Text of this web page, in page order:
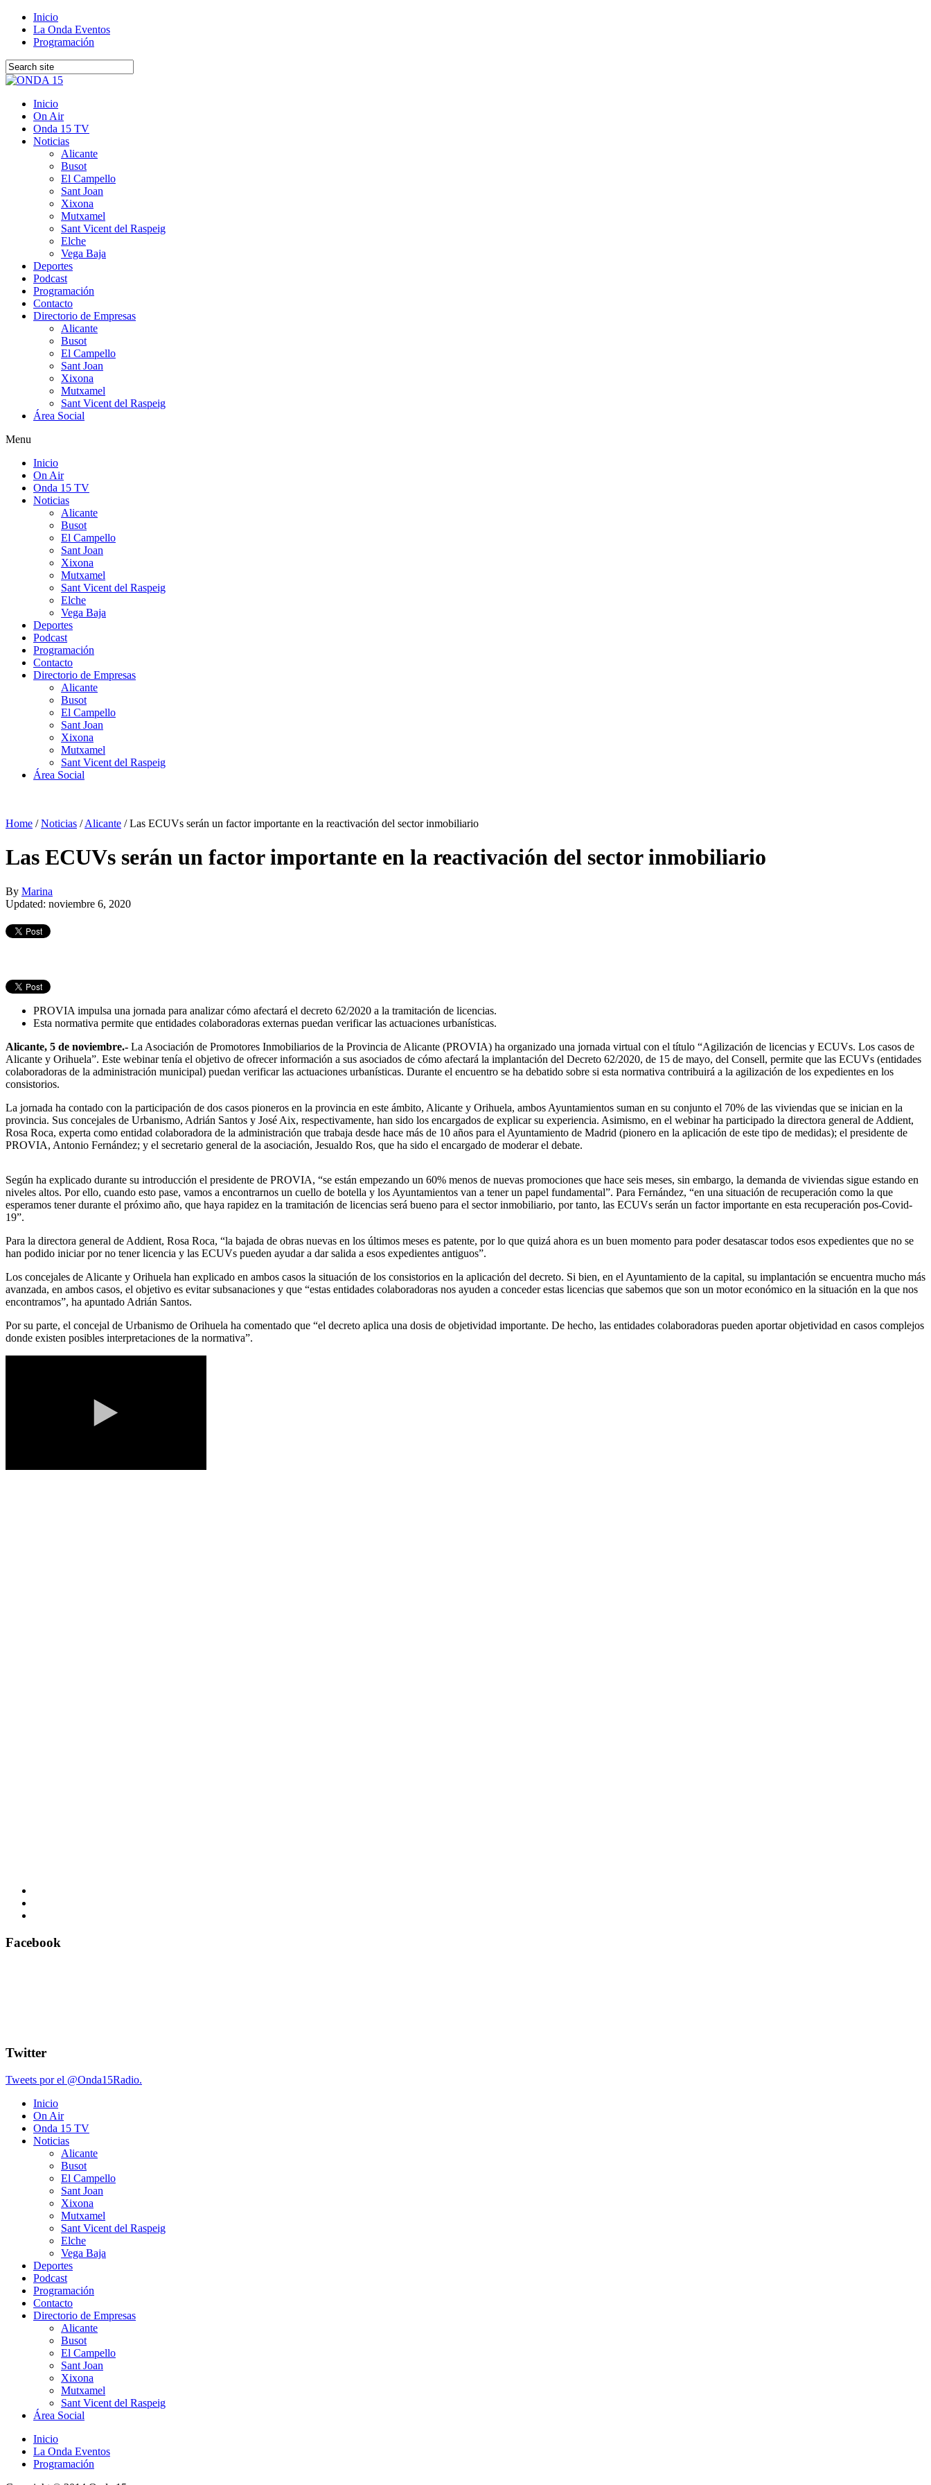
Inicio
La Onda Eventos
Programación
Inicio
On Air
Onda 15 TV
Noticias
Alicante
Busot
El Campello
Sant Joan
Xixona
Mutxamel
Sant Vicent del Raspeig
Elche
Vega Baja
Deportes
Podcast
Programación
Contacto
Directorio de Empresas
Alicante
Busot
El Campello
Sant Joan
Xixona
Mutxamel
Sant Vicent del Raspeig
Área Social
Menu
Inicio
On Air
Onda 15 TV
Noticias
Alicante
Busot
El Campello
Sant Joan
Xixona
Mutxamel
Sant Vicent del Raspeig
Elche
Vega Baja
Deportes
Podcast
Programación
Contacto
Directorio de Empresas
Alicante
Busot
El Campello
Sant Joan
Xixona
Mutxamel
Sant Vicent del Raspeig
Área Social
Home /Noticias /Alicante /Las ECUVs serán un factor importante en la reactivación del sector inmobiliario
Las ECUVs serán un factor importante en la reactivación del sector inmobiliario
By Marina
Updated: noviembre 6, 2020
PROVIA impulsa una jornada para analizar cómo afectará el decreto 62/2020 a la tramitación de licencias.
Esta normativa permite que entidades colaboradoras externas puedan verificar las actuaciones urbanísticas.
Alicante, 5 de noviembre.- La Asociación de Promotores Inmobiliarios de la Provincia de Alicante (PROVIA) ha organizado una jornada virtual con el título “Agilización de licencias y ECUVs. Los casos de
Alicante y Orihuela”. Este webinar tenía el objetivo de ofrecer información a sus asociados de cómo afectará la implantación del Decreto 62/2020, de 15 de mayo, del Consell, permite que las ECUVs (entidades
colaboradoras de la administración municipal) puedan verificar las actuaciones urbanísticas. Durante el encuentro se ha debatido sobre si esta normativa contribuirá a la agilización de los expedientes en los
consistorios.
La jornada ha contado con la participación de dos casos pioneros en la provincia en este ámbito, Alicante y Orihuela, ambos Ayuntamientos suman en su conjunto el 70% de las viviendas que se inician en la
provincia. Sus concejales de Urbanismo, Adrián Santos y José Aix, respectivamente, han sido los encargados de explicar su experiencia. Asimismo, en el webinar ha participado la directora general de Addient,
Rosa Roca, experta como entidad colaboradora de la administración que trabaja desde hace más de 10 años para el Ayuntamiento de Madrid (pionero en la aplicación de este tipo de medidas); el presidente de
PROVIA, Antonio Fernández; y el secretario general de la asociación, Jesualdo Ros, que ha sido el encargado de moderar el debate.
Según ha explicado durante su introducción el presidente de PROVIA, “se están empezando un 60% menos de nuevas promociones que hace seis meses, sin embargo, la demanda de viviendas sigue estando en
niveles altos. Por ello, cuando esto pase, vamos a encontrarnos un cuello de botella y los Ayuntamientos van a tener un papel fundamental”. Para Fernández, “en una situación de recuperación como la que
esperamos tener durante el próximo año, que haya rapidez en la tramitación de licencias será bueno para el sector inmobiliario, por tanto, las ECUVs serán un factor importante en esta recuperación pos-Covid-
19”.
Para la directora general de Addient, Rosa Roca, “la bajada de obras nuevas en los últimos meses es patente, por lo que quizá ahora es un buen momento para poder desatascar todos esos expedientes que no se
han podido iniciar por no tener licencia y las ECUVs pueden ayudar a dar salida a esos expedientes antiguos”.
Los concejales de Alicante y Orihuela han explicado en ambos casos la situación de los consistorios en la aplicación del decreto. Si bien, en el Ayuntamiento de la capital, su implantación se encuentra mucho más
avanzada, en ambos casos, el objetivo es evitar subsanaciones y que “estas entidades colaboradoras nos ayuden a conceder estas licencias que sabemos que son un motor económico en la situación en la que nos
encontramos”, ha apuntado Adrián Santos.
Por su parte, el concejal de Urbanismo de Orihuela ha comentado que “el decreto aplica una dosis de objetividad importante. De hecho, las entidades colaboradoras pueden aportar objetividad en casos complejos
donde existen posibles interpretaciones de la normativa”.
Facebook
Twitter
Tweets por el @Onda15Radio.
Inicio
On Air
Onda 15 TV
Noticias
Alicante
Busot
El Campello
Sant Joan
Xixona
Mutxamel
Sant Vicent del Raspeig
Elche
Vega Baja
Deportes
Podcast
Programación
Contacto
Directorio de Empresas
Alicante
Busot
El Campello
Sant Joan
Xixona
Mutxamel
Sant Vicent del Raspeig
Área Social
Inicio
La Onda Eventos
Programación